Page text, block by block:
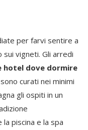
per farvi sentire a
sui vigneti. Gli arredi
hotel dove dormire
sono curati nei minimi
gli ospiti in un
piscina e la spa